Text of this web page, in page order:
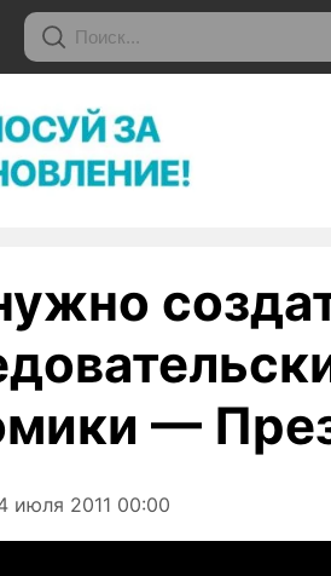
—
июля 2011 00:00